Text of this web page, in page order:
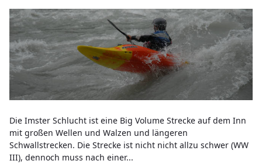
Die Imster Schlucht ist eine Big Volume Strecke auf dem Inn
mit großen Wellen und Walzen und längeren
Schwallstrecken. Die Strecke ist nicht nicht allzu schwer (WW
III), dennoch muss nach einer...